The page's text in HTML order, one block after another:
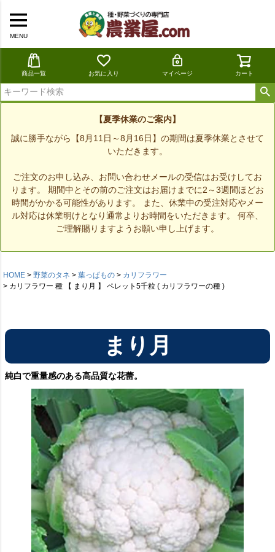
MENU
商品一覧 お気に入り マイページ カート
【夏季休業のご案内】
誠に勝手ながら【8月11日～8月16日】の期間は夏季休業とさせて
いただきます。
ご注文のお申し込み、お問い合わせメールの受信はお受けしてお
ります。 期間中とその前のご注文はお届けまでに2～3週間ほどお
時間がかかる可能性があります。 また、休業中の受注対応やメー
ル対応は休業明けとなり通常よりお時間をいただきます。 何卒、
ご理解賜りますようお願い申し上げます。
HOME 野菜のタネ 葉っぱもの
カリフラワー
カリフラワー 種 【 まり月 】 ペレット5千粒 ( カリフラワーの種 )
まり月
純白で重量感のある高品質な花蕾。